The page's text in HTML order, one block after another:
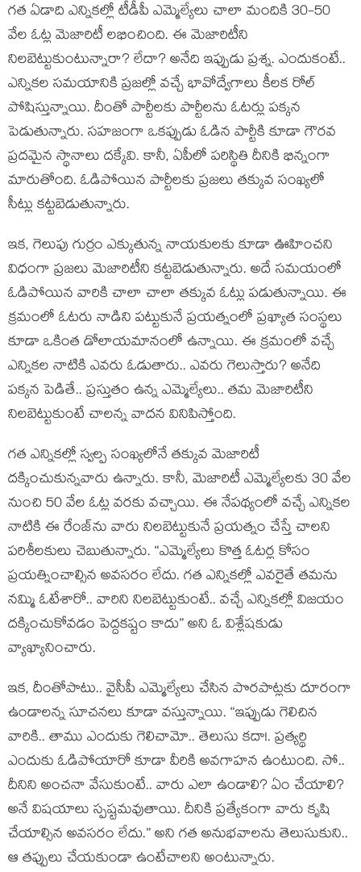
గ‌త ఏడాది ఎన్నిక‌ల్లో టీడీపీ ఎమ్మెల్యేలు చాలా మందికి 30-50
వేల ఓట్ల మెజారిటీ ల‌భించింది. ఈ మెజారిటీని
నిల‌బెట్టుకుంటున్నారా? లేదా? అనేది ఇప్పుడు ప్ర‌శ్న‌. ఎందుకంటే..
ఎన్నిక‌ల స‌మ‌యానికి ప్ర‌జల్లో వ‌చ్చే భావోద్వేగాలు కీల‌క రోల్
పోషిస్తున్నాయి. దీంతో పార్టీల‌కు పార్టీల‌ను ఓట‌ర్లు ప‌క్క‌న
పెడుతున్నారు. స‌హ‌జంగా ఒక‌ప్పుడు ఓడిన పార్టీకి కూడా గౌర‌వ
ప్ర‌ద‌మైన స్థానాలు ద‌క్కేవి. కానీ, ఏపీలో ప‌రిస్థితి దీనికి భిన్నంగా
మారుతోంది. ఓడిపోయిన పార్టీల‌కు ప్ర‌జ‌లు త‌క్కువ సంఖ్య‌లో
సీట్లు క‌ట్ట‌బెడుతున్నారు.
ఇక‌, గెలుపు గుర్రం ఎక్కుతున్న నాయ‌కుల‌కు కూడా ఊహించ‌ని
విధంగా ప్ర‌జ‌లు మెజారిటీని క‌ట్ట‌బెడుతున్నారు. అదే స‌మ‌యంలో
ఓడిపోయిన వారికి చాలా చాలా త‌క్కువ ఓట్లు ప‌డుతున్నాయి. ఈ
క్ర‌మంలో ఓట‌రు నాడిని ప‌ట్టుకునే ప్ర‌య‌త్నంలో ప్ర‌ఖ్యాత సంస్థ‌లు
కూడా ఒకింత డోలాయ‌మానంలో ఉన్నాయి. ఈ క్ర‌మంలో వ‌చ్చే
ఎన్నిక‌ల నాటికి ఎవ‌రు ఓడుతారు.. ఎవ‌రు గెలుస్తారు? అనేది
ప‌క్క‌న పెడితే.. ప్ర‌స్తుతం ఉన్న ఎమ్మెల్యేలు.. త‌మ మెజారిటీని
నిల‌బెట్టుకుంటే చాల‌న్న వాద‌న వినిపిస్తోంది.
గ‌త ఎన్నిక‌ల్లో స్వ‌ల్ప సంఖ్య‌లోనే త‌క్కువ మెజారిటీ
ద‌క్కించుకున్నవారు ఉన్నారు. కానీ, మెజారిటీ ఎమ్మెల్యేల‌కు 30 వేల
నుంచి 50 వేల ఓట్ల వ‌ర‌కు వ‌చ్చాయి. ఈ నేప‌థ్యంలో వ‌చ్చే ఎన్నిక‌ల
నాటికి ఈ రేంజ్‌ను వారు నిల‌బెట్టుకునే ప్ర‌య‌త్నం చేస్తే చాల‌ని
ప‌రిశీల‌కులు చెబుతున్నారు. “ఎమ్మెల్యేలు కొత్త ఓట‌ర్ల కోసం
ప్ర‌య‌త్నించాల్సిన అవ‌స‌రం లేదు. గ‌త ఎన్నిక‌ల్లో ఎవ‌రైతే త‌మ‌ను
న‌మ్మి ఓటేశారో.. వారిని నిల‌బెట్టుకుంటే.. వ‌చ్చే ఎన్నిక‌ల్లో విజ‌యం
ద‌క్కించుకోవ‌డం పెద్ద‌క‌ష్టం కాదు” అని ఓ విశ్లేష‌కుడు
వ్యాఖ్యానించారు.
ఇక‌, దీంతోపాటు.. వైసీపీ ఎమ్మెల్యేలు చేసిన పొర‌పాట్ల‌కు దూరంగా
ఉండాల‌న్న సూచ‌న‌లు కూడా వ‌స్తున్నాయి. “ఇప్పుడు గెలిచిన
వారికి.. తాము ఎందుకు గెలిచామో.. తెలుసు క‌దా!. ప్ర‌త్య‌ర్థి
ఎందుకు ఓడిపోయారో కూడా వీరికి అవ‌గాహ‌న ఉంటుంది. సో..
దీనిని అంచ‌నా వేసుకుంటే.. వారు ఎలా ఉండాలి? ఏం చేయాలి?
అనే విష‌యాలు స్ప‌ష్ట‌మ‌వుతాయి. దీనికి ప్ర‌త్యేకంగా వారు కృషి
చేయాల్సిన అవ‌స‌రం లేదు.” అని గ‌త అనుభ‌వాల‌ను తెలుసుకుని..
ఆ త‌ప్పులు చేయ‌కుండా ఉంటేచాల‌ని అంటున్నారు.